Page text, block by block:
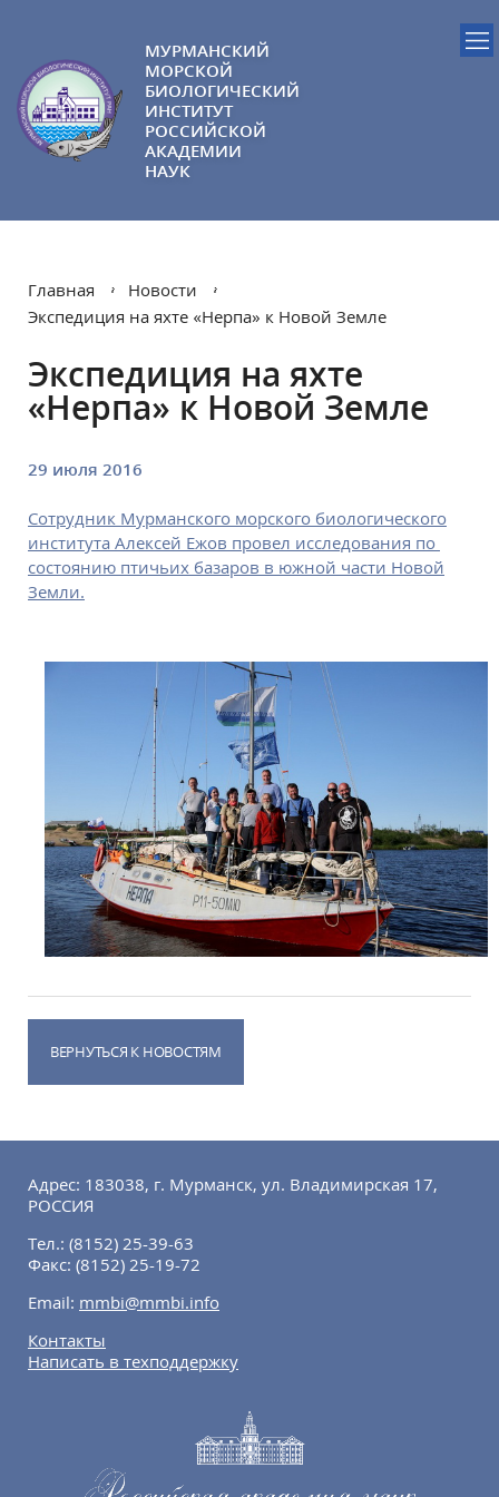
МУРМАНСКИЙ
МОРСКОЙ
БИОЛОГИЧЕСКИЙ
ИНСТИТУТ
РОССИЙСКОЙ
АКАДЕМИИ
НАУК
Главная
Новости
Экспедиция на яхте «Нерпа» к Новой Земле
Экспедиция на яхте
«Нерпа» к Новой Земле
29 июля 2016
Сотрудник Мурманского морского биологического
института Алексей Ежов провел исследования по
состоянию птичьих базаров в южной части Новой
Земли.
ВЕРНУТЬСЯ К НОВОСТЯМ
Адрес: 183038, г. Мурманск, ул. Владимирская 17,
РОССИЯ
Тел.: (8152) 25-39-63
Факс: (8152) 25-19-72
Email: mmbi@mmbi.info
Контакты
Написать в техподдержку